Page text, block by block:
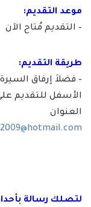
موعد التقديم:
– التقديم مُتاح الآن
طريقة التقديم:
– فضلاَ إرفاق
الأسفل للتقديم
العنوان
لتصلك رسالة بأ